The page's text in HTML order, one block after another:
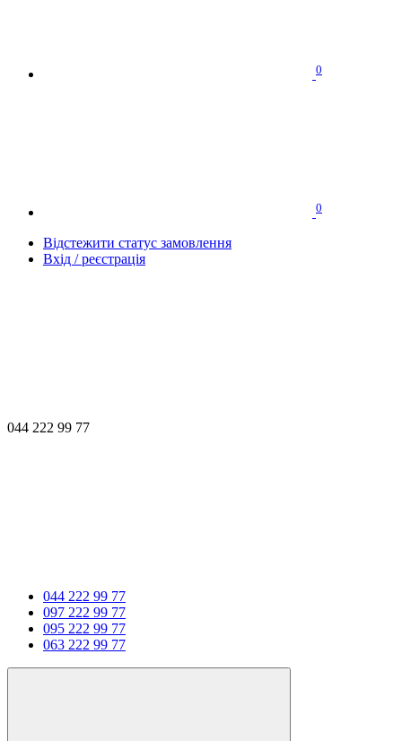
0
0
Відстежити статус замовлення
Вхід / реєстрація
044 222 99 77
044 222 99 77
097 222 99 77
095 222 99 77
063 222 99 77